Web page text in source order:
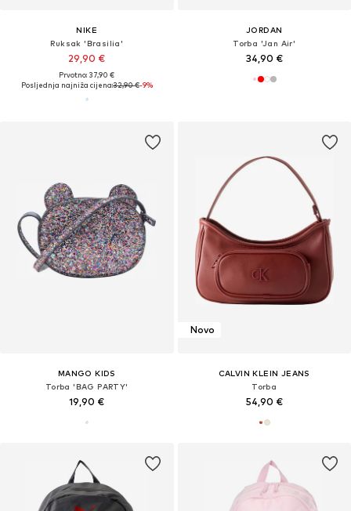
NIKE
Ruksak 'Brasilia'
29,90 €
Prvotno: 37,90 €
Posljednja najniža cijena:32,90 €-9%
JORDAN
Torba 'Jan Air'
34,90 €
MANGO KIDS
Torba 'BAG PARTY'
19,90 €
Novo
CALVIN KLEIN JEANS
Torba
54,90 €